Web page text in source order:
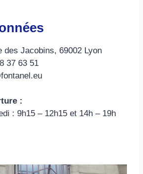
des Jacobins, 69002 Lyon
37 63 51
:
: 9h15 – 12h15 et 14h – 19h